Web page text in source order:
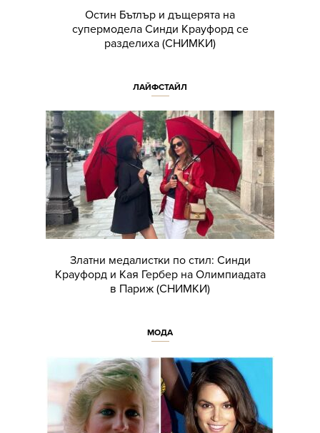
Остин Бътлър и дъщерята на
супермодела Синди Крауфорд се
разделиха (СНИМКИ)
ЛАЙФСТАЙЛ
Златни медалистки по стил: Синди
Крауфорд и Кая Гербер на Олимпиадата
в Париж (СНИМКИ)
МОДА